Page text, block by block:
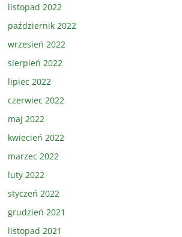
listopad 2022
październik 2022
wrzesień 2022
sierpień 2022
lipiec 2022
czerwiec 2022
maj 2022
kwiecień 2022
marzec 2022
luty 2022
styczeń 2022
grudzień 2021
listopad 2021